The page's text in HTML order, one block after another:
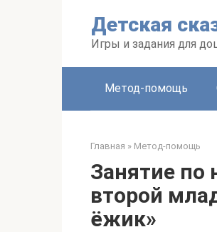
Детская
Игры и задания для
Метод-помощь
Главная » Метод-помощь
Занятие по
второй
ёжик»